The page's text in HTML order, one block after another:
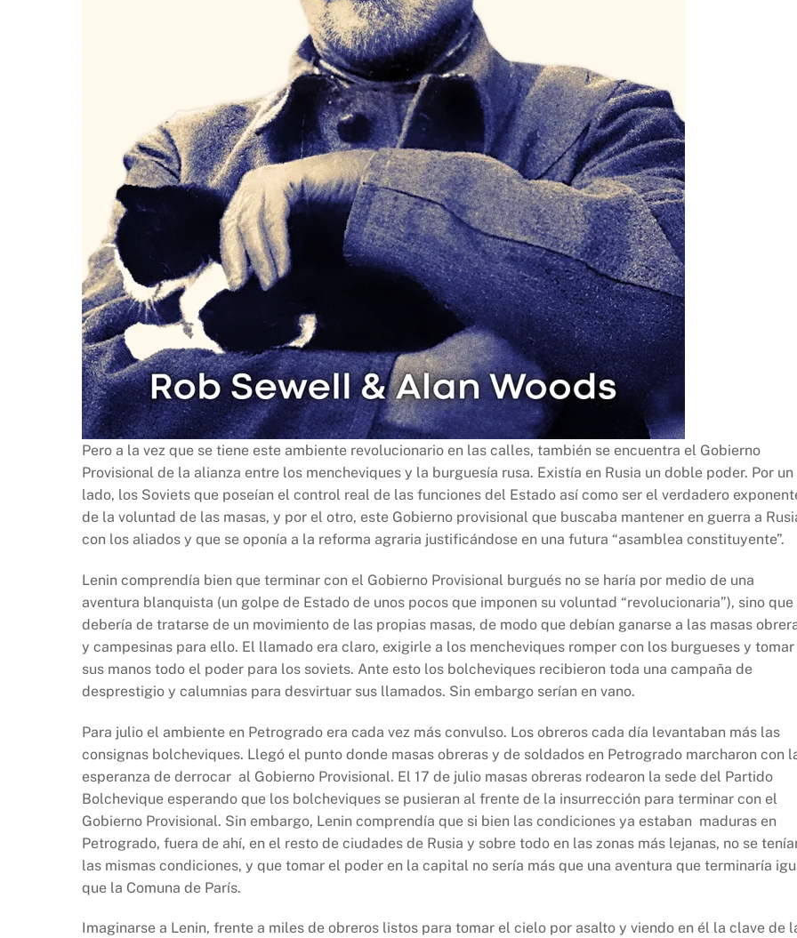
Pero a la vez que se tiene este ambiente revolucionario en las calles, también se encuentra el Gobierno
Provisional de la alianza entre los mencheviques y la burguesía rusa. Existía en Rusia un doble poder. Por un
lado, los Soviets que poseían el control real de las funciones del Estado así como ser el verdadero
de la voluntad de las masas, y por el otro, este Gobierno provisional que buscaba mantener en guerra a
con los aliados y que se oponía a la reforma agraria justificándose en una futura “asamblea constituyente”.
Lenin comprendía bien que terminar con el Gobierno Provisional burgués no se haría por medio de una
aventura blanquista (un golpe de Estado de unos pocos que imponen su voluntad “revolucionaria”), sino que
debería de tratarse de un movimiento de las propias masas, de modo que debían ganarse a las masas
y campesinas para ello. El llamado era claro, exigirle a los mencheviques romper con los burgueses y tomar
sus manos todo el poder para los soviets. Ante esto los bolcheviques recibieron toda una campaña de
desprestigio y calumnias para desvirtuar sus llamados. Sin embargo serían en vano.
Para julio el ambiente en Petrogrado era cada vez más convulso. Los obreros cada día levantaban más las
consignas bolcheviques. Llegó el punto donde masas obreras y de soldados en Petrogrado marcharon con
esperanza de derrocar al Gobierno Provisional. El 17 de julio masas obreras rodearon la sede del Partido
Bolchevique esperando que los bolcheviques se pusieran al frente de la insurrección para terminar con el
Gobierno Provisional. Sin embargo, Lenin comprendía que si bien las condiciones ya estaban maduras en
Petrogrado, fuera de ahí, en el resto de ciudades de Rusia y sobre todo en las zonas más lejanas, no se
las mismas condiciones, y que tomar el poder en la capital no sería más que una aventura que terminaría
que la Comuna de París.
Imaginarse a Lenin, frente a miles de obreros listos para tomar el cielo por asalto y viendo en él la clave de